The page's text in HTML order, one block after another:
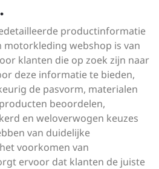
productinformatie
motorkleding webshop is van
klanten die op zoek zijn naar
deze informatie te bieden,
de pasvorm, materialen
beoordelen,
en weloverwogen keuzes
van duidelijke
voorkomen van
ervoor dat klanten de juiste